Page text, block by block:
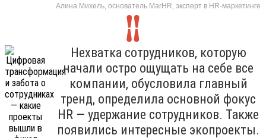
Алина Михель, основатель MarHR, эксперт в HR-маркетинге
Нехватка сотрудников, которую
начали остро ощущать на себе все
компании, обусловила главный
тренд, определила основной фокус
HR — удержание сотрудников. Также
появились интересные экопроекты.